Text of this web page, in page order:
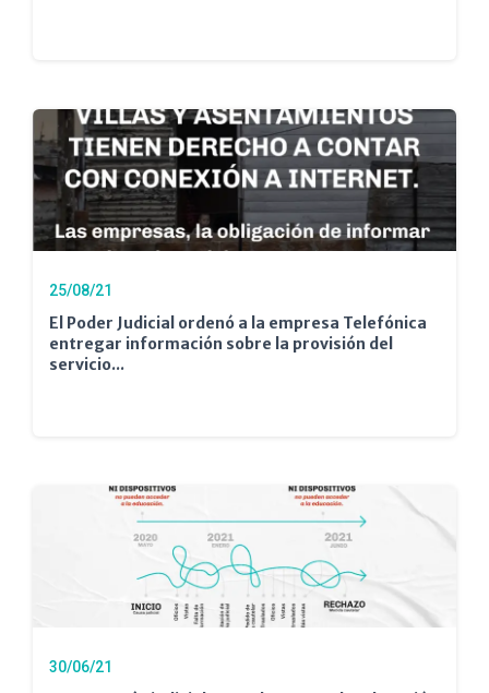
25/08/21
El Poder Judicial ordenó a la empresa Telefónica
entregar información sobre la provisión del
servicio...
30/06/21